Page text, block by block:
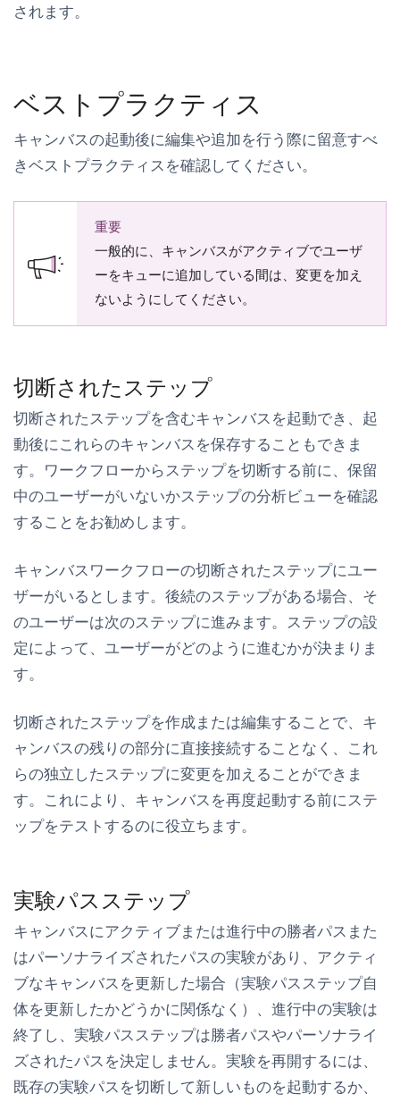
されます。
ベストプラクティス
キャンバスの起動後に編集や追加を行う際に留意すべ
きベストプラクティスを確認してください。
重要
一般的に、キャンバスがアクティブでユーザ
ーをキューに追加している間は、変更を加え
ないようにしてください。
切断されたステップ
切断されたステップを含むキャンバスを起動でき、起
動後にこれらのキャンバスを保存することもできま
す。ワークフローからステップを切断する前に、保留
中のユーザーがいないかステップの分析ビューを確認
することをお勧めします。
キャンバスワークフローの切断されたステップにユー
ザーがいるとします。後続のステップがある場合、そ
のユーザーは次のステップに進みます。ステップの設
定によって、ユーザーがどのように進むかが決まりま
す。
切断されたステップを作成または編集することで、キ
ャンバスの残りの部分に直接接続することなく、これ
らの独立したステップに変更を加えることができま
す。これにより、キャンバスを再度起動する前にステ
ップをテストするのに役立ちます。
実験パスステップ
キャンバスにアクティブまたは進行中の勝者パスまた
はパーソナライズされたパスの実験があり、アクティ
ブなキャンバスを更新した場合（実験パスステップ自
体を更新したかどうかに関係なく）、進行中の実験は
終了し、実験パスステップは勝者パスやパーソナライ
ズされたパスを決定しません。実験を再開するには、
既存の実験パスを切断して新しいものを起動するか、